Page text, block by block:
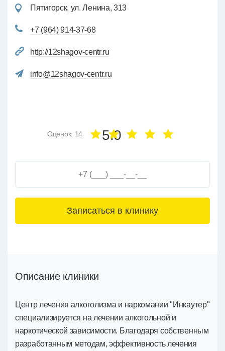
Пятигорск, ул. Ленина, 313
+7 (964) 914-37-68
http://12shagov-centr.ru
info@12shagov-centr.ru
5.0
Оценок: 14
3+6=
Описание клиники
Центр лечения алкоголизма и наркомании "Инкаутер"
специализируется на лечении алкогольной и
наркотической зависимости. Благодаря собственным
разработанным методам, эффективность лечения